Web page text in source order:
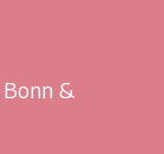
Bonn &